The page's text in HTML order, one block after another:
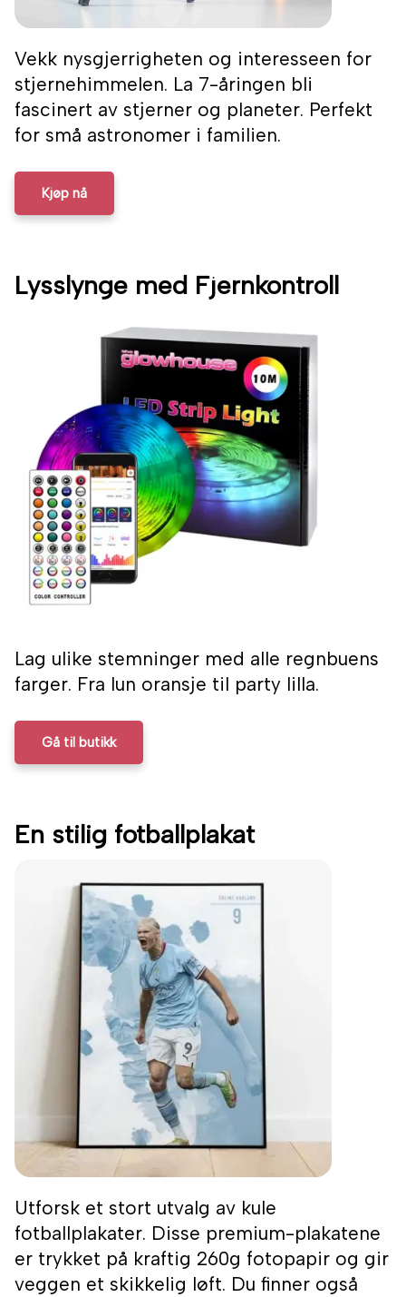
Vekk nysgjerrigheten og interesseen for
stjernehimmelen. La 7-åringen bli
fascinert av stjerner og planeter. Perfekt
for små astronomer i familien.
Kjøp nå
Lysslynge med Fjernkontroll
Lag ulike stemninger med alle regnbuens
farger. Fra lun oransje til party lilla.
Gå til butikk
En stilig fotballplakat
Utforsk et stort utvalg av kule
fotballplakater. Disse premium-plakatene
er trykket på kraftig 260g fotopapir og gir
veggen et skikkelig løft. Du finner også